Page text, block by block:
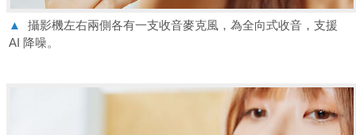
▲
攝影機左右兩側各有一支收音麥克風，為全向式收音，支援
AI 降噪。